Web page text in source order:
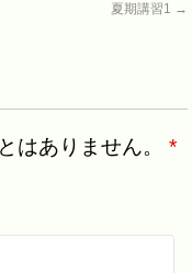
夏期講習1 →
はありません。
*